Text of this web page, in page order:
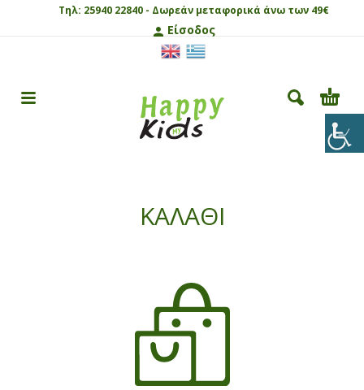
Τηλ: 25940 22840 - Δωρεάν μεταφορικά άνω των 49€
Είσοδος
ΚΑΛΑΘΙ